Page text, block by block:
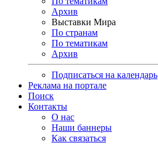
Архив
Выставки Мира
По странам
По тематикам
Архив
Подписаться на календарь
Реклама на портале
Поиск
Контакты
О нас
Наши баннеры
Как связаться